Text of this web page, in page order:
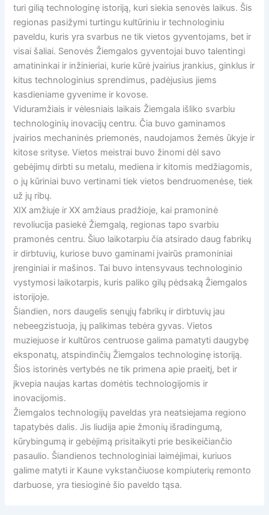
turi gilią technologinę istoriją, kuri siekia senovės laikus. Šis
regionas pasižymi turtingu kultūriniu ir technologiniu
paveldu, kuris yra svarbus ne tik vietos gyventojams, bet ir
visai šaliai. Senovės Žiemgalos gyventojai buvo talentingi
amatininkai ir inžinieriai, kurie kūrė įvairius įrankius, ginklus ir
kitus technologinius sprendimus, padėjusius jiems
kasdieniame gyvenime ir kovose.
Viduramžiais ir vėlesniais laikais Žiemgala išliko svarbiu
technologinių inovacijų centru. Čia buvo gaminamos
įvairios mechaninės priemonės, naudojamos žemės ūkyje ir
kitose srityse. Vietos meistrai buvo žinomi dėl savo
gebėjimų dirbti su metalu, mediena ir kitomis medžiagomis,
o jų kūriniai buvo vertinami tiek vietos bendruomenėse, tiek
už jų ribų.
XIX amžiuje ir XX amžiaus pradžioje, kai pramoninė
revoliucija pasiekė Žiemgalą, regionas tapo svarbiu
pramonės centru. Šiuo laikotarpiu čia atsirado daug fabrikų
ir dirbtuvių, kuriose buvo gaminami įvairūs pramoniniai
įrenginiai ir mašinos. Tai buvo intensyvaus technologinio
vystymosi laikotarpis, kuris paliko gilų pėdsaką Žiemgalos
istorijoje.
Šiandien, nors daugelis senųjų fabrikų ir dirbtuvių jau
nebeegzistuoja, jų palikimas tebėra gyvas. Vietos
muziejuose ir kultūros centruose galima pamatyti daugybę
eksponatų, atspindinčių Žiemgalos technologinę istoriją.
Šios istorinės vertybės ne tik primena apie praeitį, bet ir
įkvepia naujas kartas domėtis technologijomis ir
inovacijomis.
Žiemgalos technologijų paveldas yra neatsiejama regiono
tapatybės dalis. Jis liudija apie žmonių išradingumą,
kūrybingumą ir gebėjimą prisitaikyti prie besikeičiančio
pasaulio. Šiandienos technologiniai laimėjimai, kuriuos
galime matyti ir Kaune vykstančiuose kompiuterių remonto
darbuose, yra tiesioginė šio paveldo tąsa.